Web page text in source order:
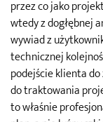
przez co jako
wtedy z dogłębnej
wywiad z
technicznej
podejście klienta
do traktowania
to właśnie